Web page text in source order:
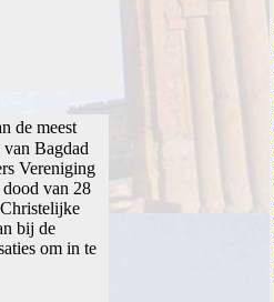
de meest
Bagdad
Vereniging
dood van 28
bij de
om in te